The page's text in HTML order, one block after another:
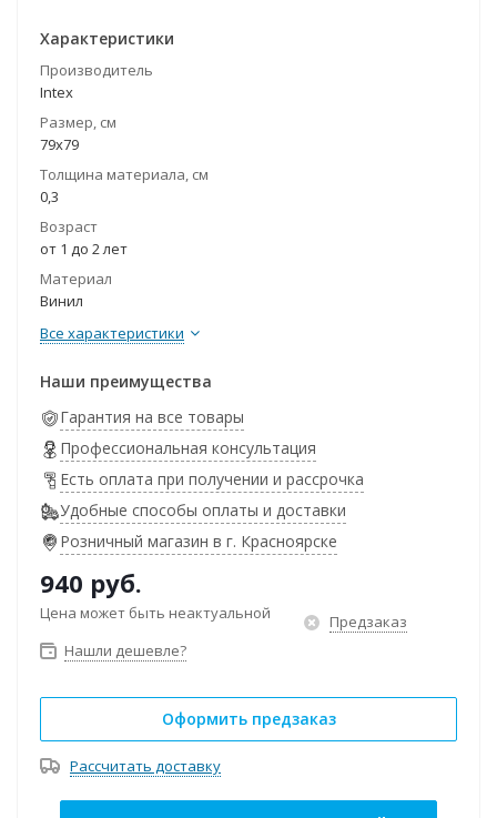
Характеристики
Производитель
Intex
Размер, см
79х79
Толщина материала, см
0,3
Возраст
от 1 до 2 лет
Материал
Винил
Все характеристики
Наши преимущества
Гарантия на все товары
Профессиональная консультация
Есть оплата при получении и рассрочка
Удобные способы оплаты и доставки
Розничный магазин в г. Красноярске
940 руб.
Цена может быть неактуальной
Предзаказ
Нашли дешевле?
Оформить предзаказ
Рассчитать доставку